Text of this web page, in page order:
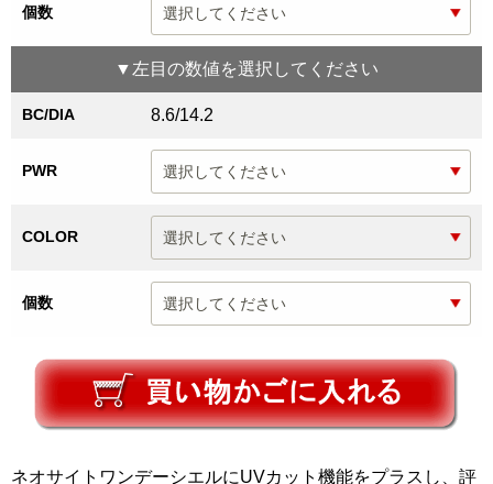
個数
▼ 左目 の数値を選択してください
BC/DIA 8.6/14.2
PWR
COLOR
個数
ネオサイトワンデーシエルにUVカット機能をプラスし、評